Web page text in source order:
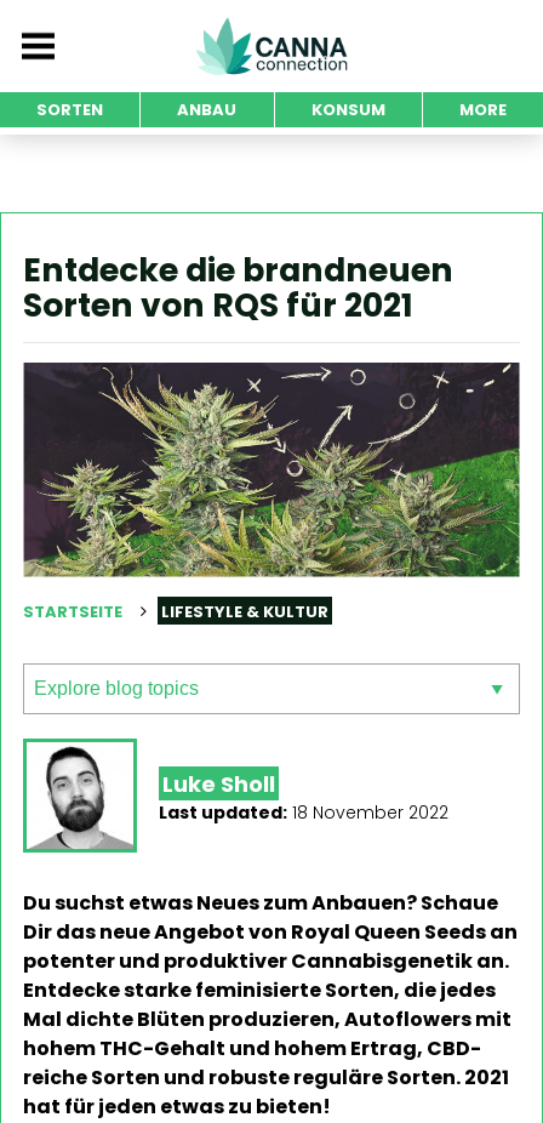
SORTEN ANBAU KONSUM MORE
Entdecke die brandneuen
Sorten von RQS für 2021
STARTSEITE LIFESTYLE & KULTUR
Luke Sholl
Last updated: 18 November 2022
Du suchst etwas Neues zum Anbauen? Schaue
Dir das neue Angebot von Royal Queen Seeds an
potenter und produktiver Cannabisgenetik an.
Entdecke starke feminisierte Sorten, die jedes
Mal dichte Blüten produzieren, Autoflowers mit
hohem THC-Gehalt und hohem Ertrag, CBD-
reiche Sorten und robuste reguläre Sorten. 2021
hat für jeden etwas zu bieten!